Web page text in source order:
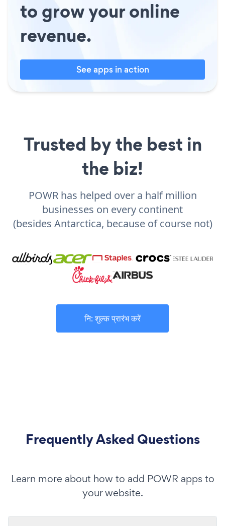
to grow your online
revenue.
See apps in action
Trusted by the best in
the biz!
POWR has helped over a half million
businesses on every continent
(besides Antarctica, because of course not)
नि: शुल्क प्रारंभ करें
Frequently Asked Questions
Learn more about how to add POWR apps to
your website.